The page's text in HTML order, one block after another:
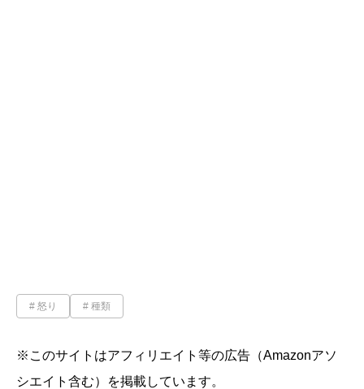
怒り 種類
※このサイトはアフィリエイト等の広告（Amazonアソ
シエイト含む）を掲載しています。